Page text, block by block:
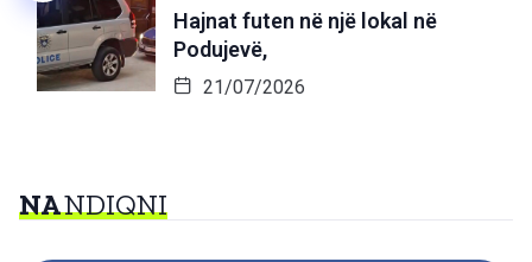
Hajnat futen në një lokal në
Podujevë,
21/07/2026
NANDIQNI